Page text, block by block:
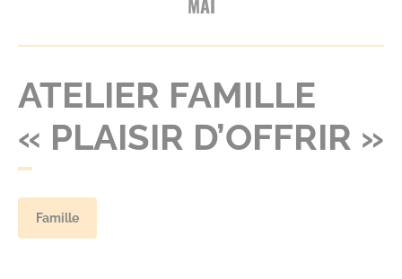
MAI
ATELIER FAMILLE
« PLAISIR D’OFFRIR »
Famille